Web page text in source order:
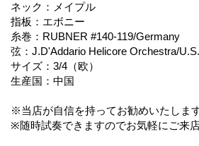
ネック：メイプル
指板：エボニー
糸巻：RUBNER #140-119/Germany
弦：J.D'Addario Helicore Orchestra/
サイズ：3/4（欧）
生産国：中国
※当店が自信を持ってお勧めいたします
※随時試奏できますのでお気軽にご来店